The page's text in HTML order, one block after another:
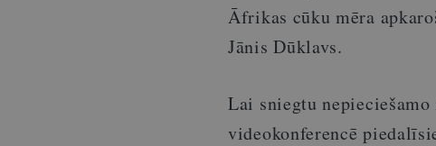
Āfrikas cūku mēra
Jānis Dūklavs.
Lai sniegtu
videokonferencē